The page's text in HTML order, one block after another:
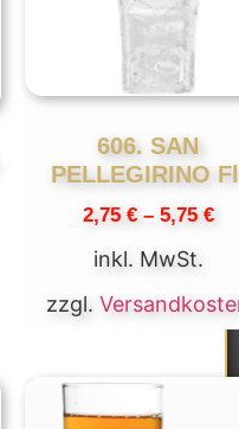
606. SAN
PELLEGIRINO
2,75 €– 5,75 €
inkl. MwSt.
zzgl.